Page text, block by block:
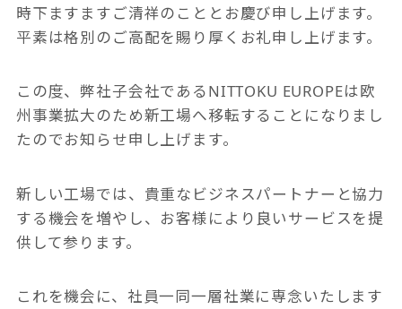
時下ますますご清祥のこととお慶び申し上げます。
平素は格別のご高配を賜り厚くお礼申し上げます。
この度、弊社子会社であるNITTOKU EUROPEは欧
州事業拡大のため新工場へ移転することになりまし
たのでお知らせ申し上げます。
新しい工場では、貴重なビジネスパートナーと協力
する機会を増やし、お客様により良いサービスを提
供して参ります。
これを機会に、社員一同一層社業に専念いたします